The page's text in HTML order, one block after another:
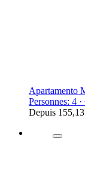
Apartamento
Personnes: 4
Depuis